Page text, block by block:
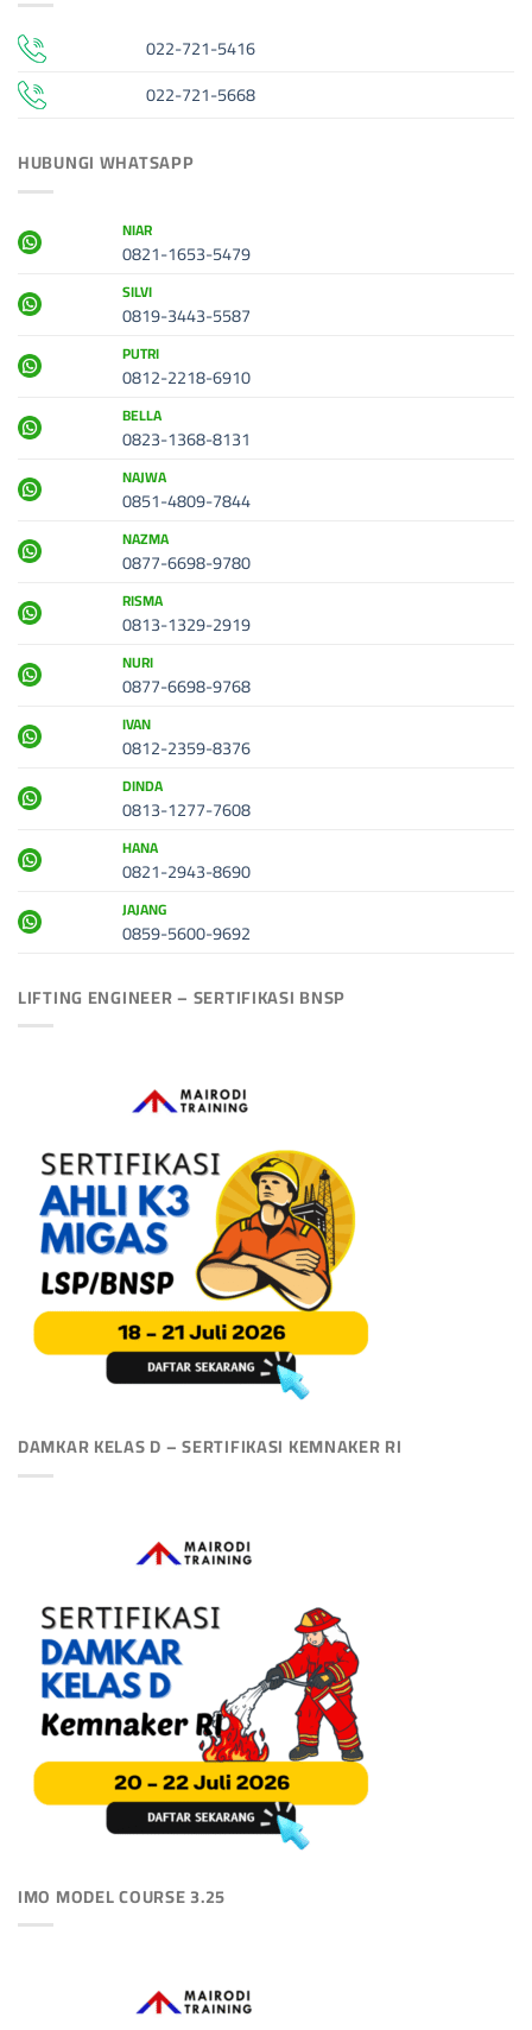
022-721-5416
022-721-5668
HUBUNGI WHATSAPP
NIAR
0821-1653-5479
SILVI
0819-3443-5587
PUTRI
0812-2218-6910
BELLA
0823-1368-8131
NAJWA
0851-4809-7844
NAZMA
0877-6698-9780
RISMA
0813-1329-2919
NURI
0877-6698-9768
IVAN
0812-2359-8376
DINDA
0813-1277-7608
HANA
0821-2943-8690
JAJANG
0859-5600-9692
LIFTING ENGINEER – SERTIFIKASI BNSP
DAMKAR KELAS D – SERTIFIKASI KEMNAKER RI
IMO MODEL COURSE 3.25